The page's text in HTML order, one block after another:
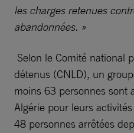
les charges retenues
abandonnées. »
Selon le Comité national
détenus (CNLD), un
moins 63 personnes sont
Algérie pour leurs
48 personnes arrêtées